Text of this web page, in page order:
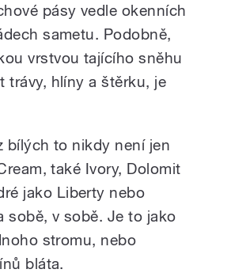
pásy vedle okenních
sametu. Podobně,
vrstvou tajícího sněhu
trávy, hlíny a štěrku, je
bílých to nikdy není jen
také Ivory, Dolomit
jako Liberty nebo
sobě, v sobě. Je to jako
stromu, nebo
bláta.